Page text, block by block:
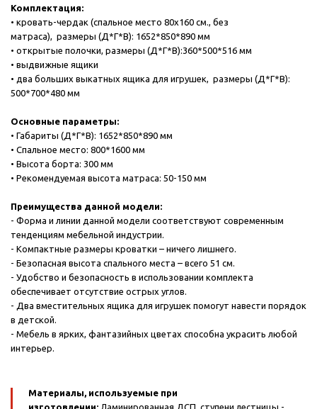
Комплектация:
• кровать-чердак (спальное место 80х160 см., без
матраса), размеры (Д*Г*В): 1652*850*890 мм
• открытые полочки, размеры (Д*Г*В):360*500*516 мм
• выдвижные ящики
• два больших выкатных ящика для игрушек, размеры (Д*Г*В):
500*700*480 мм
Основные параметры:
• Габариты (Д*Г*В): 1652*850*890 мм
• Спальное место: 800*1600 мм
• Высота борта: 300 мм
• Рекомендуемая высота матраса: 50-150 мм
Преимущества данной модели:
- Форма и линии данной модели соответствуют современным
тенденциям мебельной индустрии.
- Компактные размеры кроватки – ничего лишнего.
- Безопасная высота спального места – всего 51 см.
- Удобство и безопасность в использовании комплекта
обеспечивает отсутствие острых углов.
- Два вместительных ящика для игрушек помогут навести порядок
в детской.
- Мебель в ярких, фантазийных цветах способна украсить любой
интерьер.
Материалы, используемые при
изготовлении: Ламинированная ДСП, ступени лестницы -